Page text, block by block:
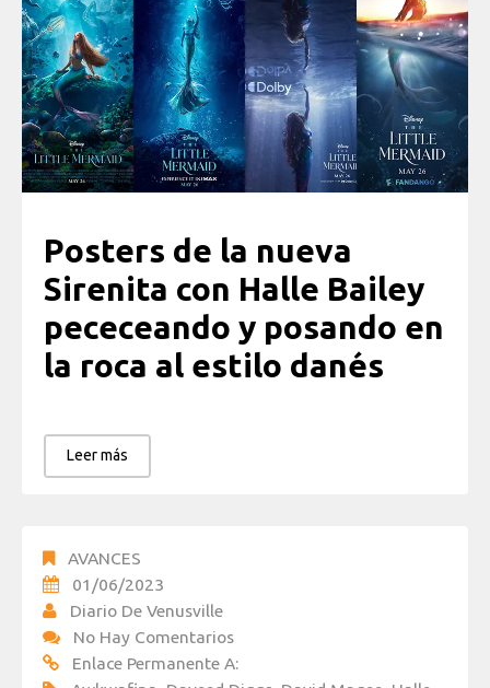
Posters de la nueva
Sirenita con Halle Bailey
pececeando y posando en
la roca al estilo danés
Leer más
AVANCES
01/06/2023
Diario De Venusville
No Hay Comentarios
Enlace Permanente A: